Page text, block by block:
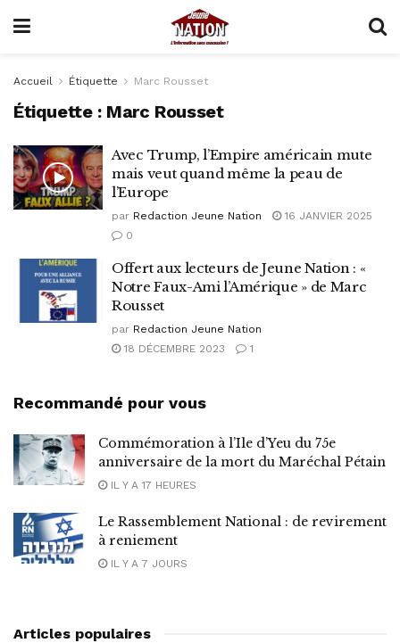
Accueil Étiquette Marc Rousset
Étiquette : Marc Rousset
Avec Trump, l’Empire américain mute
mais veut quand même la peau de
l’Europe
par Redaction Jeune Nation
16 JANVIER 2025
0
Offert aux lecteurs de Jeune Nation : «
Notre Faux-Ami l’Amérique » de Marc
Rousset
par Redaction Jeune Nation
18 DÉCEMBRE 2023
1
Recommandé pour vous
Commémoration à l’Ile d’Yeu du 75e
anniversaire de la mort du Maréchal Pétain
IL Y A 17 HEURES
Le Rassemblement National : de revirement
à reniement
IL Y A 7 JOURS
Articles populaires